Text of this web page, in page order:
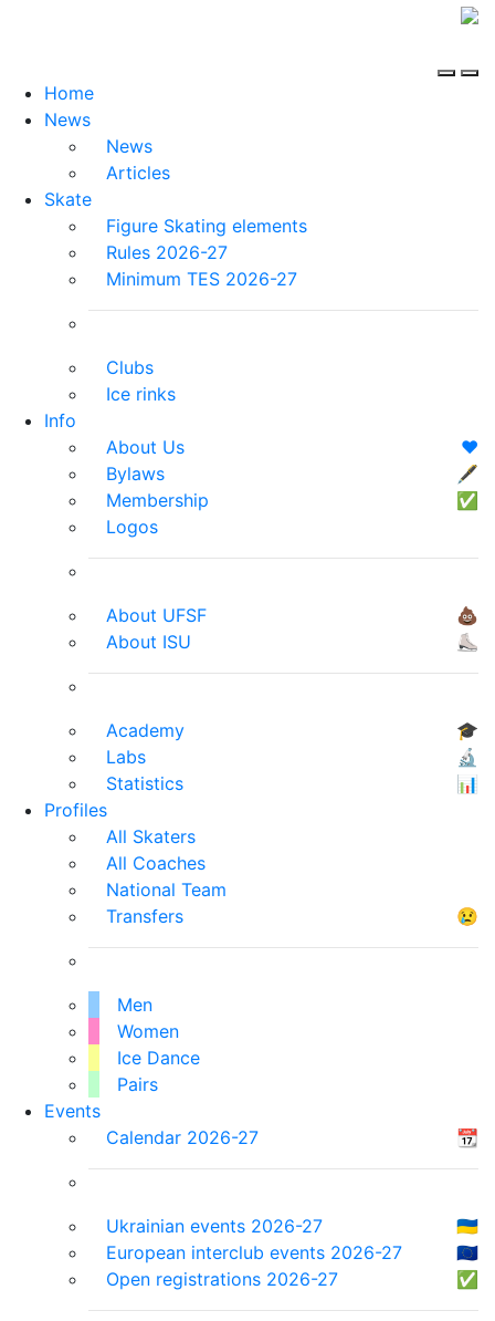
Home
News
News
Articles
Skate
Figure Skating elements
Rules 2026-27
Minimum TES 2026-27
Clubs
Ice rinks
Info
About Us
❤️
Bylaws
🖋
Membership
✅
Logos
About UFSF
💩
About ISU
⛸
Academy
🎓
Labs
🔬
Statistics
📊
Profiles
All Skaters
All Coaches
National Team
Transfers
😢
Men
Women
Ice Dance
Pairs
Events
Calendar 2026-27
📆
Ukrainian events 2026-27
🇺🇦
European interclub events 2026-27
🇪🇺
Open registrations 2026-27
✅